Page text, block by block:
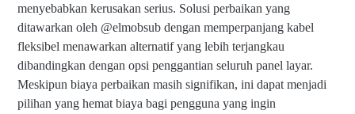
menyebabkan kerusakan serius. Solusi perbaikan yang
ditawarkan oleh @elmobsub dengan memperpanjang kabel
fleksibel menawarkan alternatif yang lebih terjangkau
dibandingkan dengan opsi penggantian seluruh panel layar.
Meskipun biaya perbaikan masih signifikan, ini dapat menjadi
pilihan yang hemat biaya bagi pengguna yang ingin